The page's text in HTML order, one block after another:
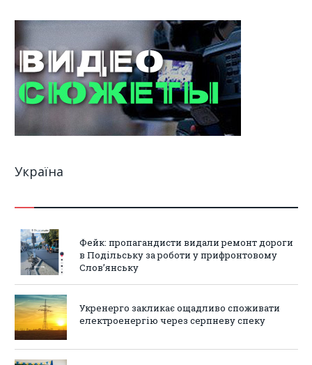
Україна
Фейк: пропагандисти видали ремонт дороги
в Подільську за роботи у прифронтовому
Слов’янську
Укренерго закликає ощадливо споживати
електроенергію через серпневу спеку